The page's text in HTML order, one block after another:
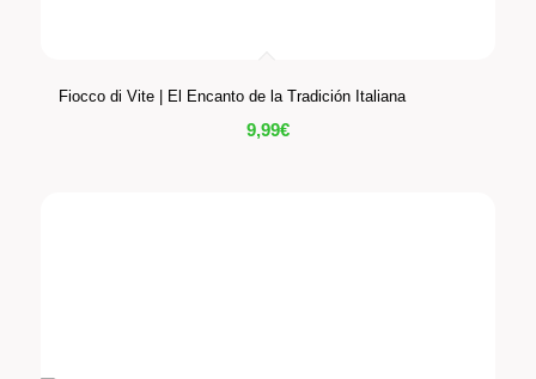
Fiocco di Vite | El Encanto de la Tradición Italiana
9,99€